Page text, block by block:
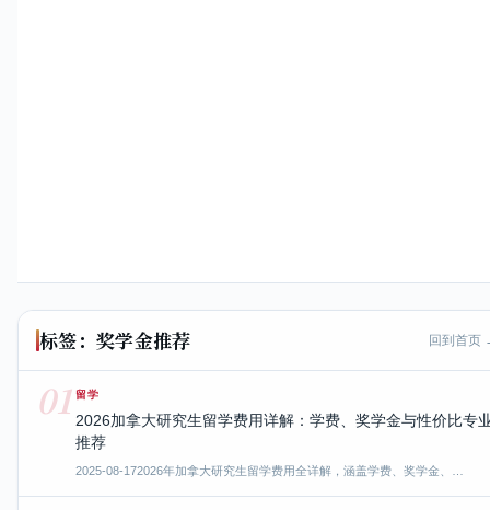
标签：奖学金推荐 回到首页
01 留学
2026加拿大研究生留学费用详解：学费、奖学金与性价比专
推荐
2025-08-172026年加拿大研究生留学费用全详解，涵盖学费、奖学金、…